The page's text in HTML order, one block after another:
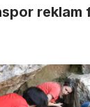
reklam